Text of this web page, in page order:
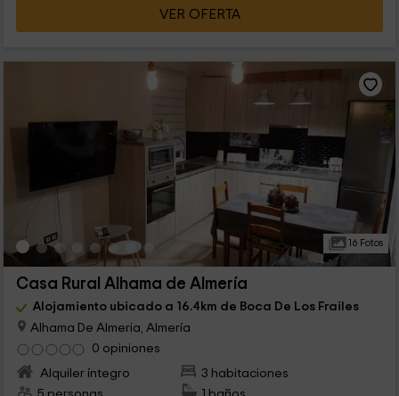
VER OFERTA
16 Fotos
Casa Rural Alhama de Almería
Alojamiento ubicado a 16.4km de Boca De Los Frailes
Alhama De Almeria, Almería
0 opiniones
Alquiler íntegro
3 habitaciones